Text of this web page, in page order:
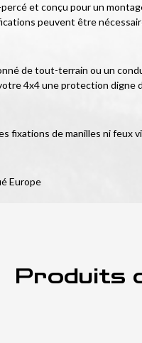
et conçu pour un
peuvent être
de tout-terrain ou un
4x4 une protection digne
fixations de manilles ni
Europe
Produits